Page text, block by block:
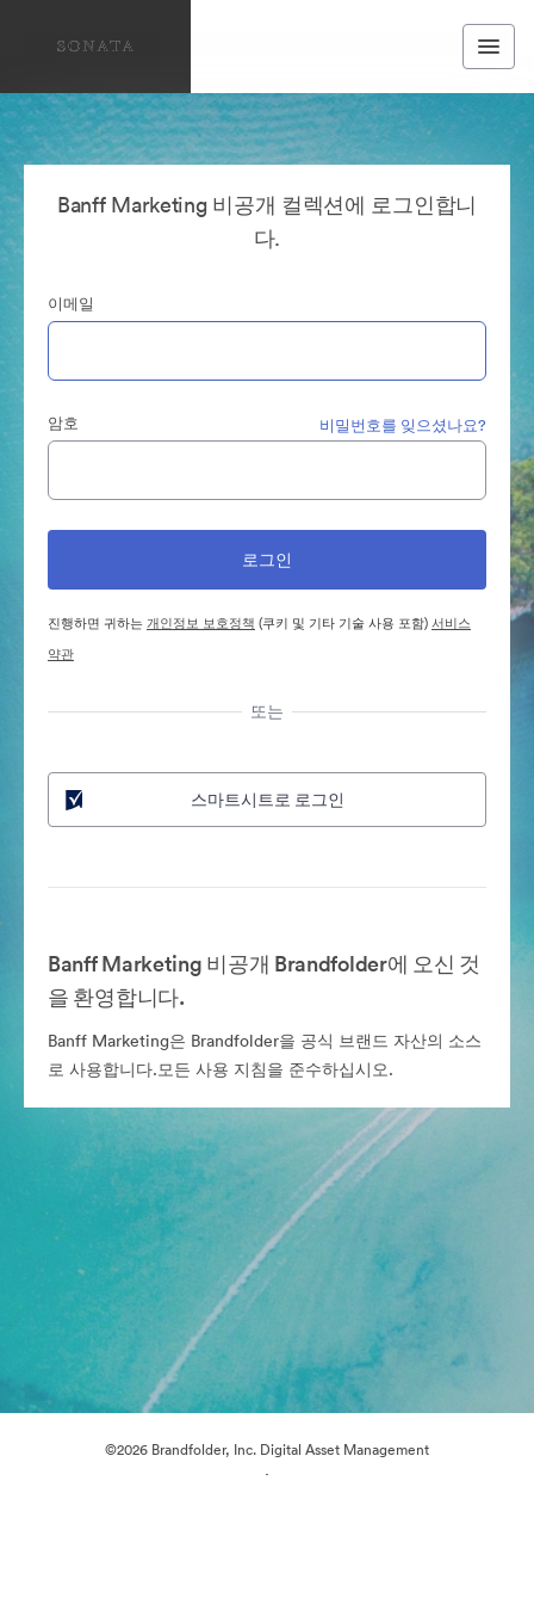
Banff Marketing 비공개 컬렉션에 로그인합니
다.
이메일
암호 비밀번호를 잊으셨나요?
진행하면 귀하는개인정보 보호정책 (쿠키 및 기타 기술 사용 포함)서비스
약관
또는
스마트시트로 로그인
Banff Marketing 비공개 Brandfolder에 오신 것
을 환영합니다.
Banff Marketing은 Brandfolder을 공식 브랜드 자산의 소스
로 사용합니다.모든 사용 지침을 준수하십시오.
©2026 Brandfolder, Inc. Digital Asset Management
·